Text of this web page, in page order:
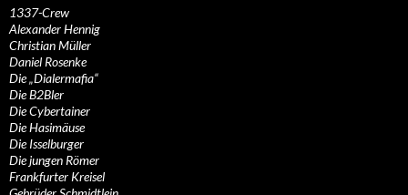
1337-Crew
Alexander Hennig
Christian Müller
Daniel Rosenke
Die „Dialermafia“
Die B2Bler
Die Cybertainer
Die Hasimäuse
Die Isselburger
Die jungen Römer
Frankfurter Kreisel